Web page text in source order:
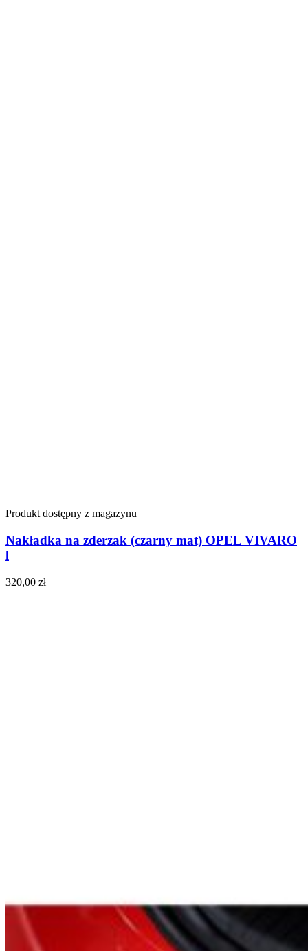
Produkt dostępny z magazynu
Nakładka na zderzak (czarny mat) OPEL VIVARO
l
320,00 zł